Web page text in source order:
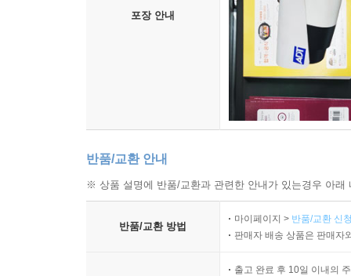
포장 안내
반품/교환 안내
※ 상품 설명에 반품/교환과 관련한 안내가 있는경우 아
반품/교환 방법
마이페이지 > 반품/교환 신
판매자 배송 상품은 판매자
출고 완료 후 10일 이내의